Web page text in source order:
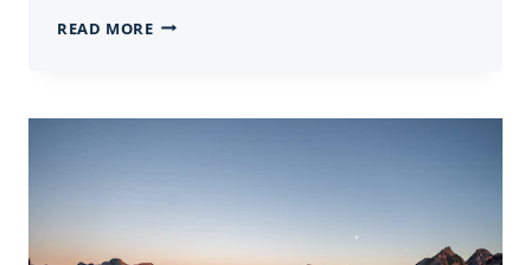
READ MORE金
FUNDS